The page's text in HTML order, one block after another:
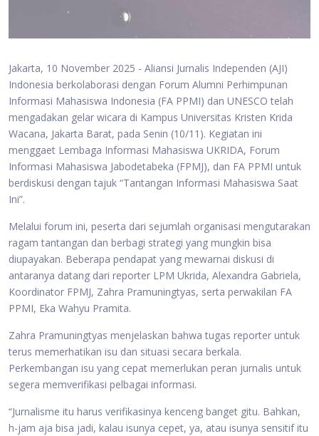
Jakarta, 10 November 2025 - Aliansi Jurnalis Independen (AJI)
Indonesia berkolaborasi dengan Forum Alumni Perhimpunan
Informasi Mahasiswa Indonesia (FA PPMI) dan UNESCO telah
mengadakan gelar wicara di Kampus Universitas Kristen Krida
Wacana, Jakarta Barat, pada Senin (10/11). Kegiatan ini
menggaet Lembaga Informasi Mahasiswa UKRIDA, Forum
Informasi Mahasiswa Jabodetabeka (FPMJ), dan FA PPMI untuk
berdiskusi dengan tajuk “Tantangan Informasi Mahasiswa Saat
Ini”.
Melalui forum ini, peserta dari sejumlah organisasi mengutarakan
ragam tantangan dan berbagi strategi yang mungkin bisa
diupayakan. Beberapa pendapat yang mewarnai diskusi di
antaranya datang dari reporter LPM Ukrida, Alexandra Gabriela,
Koordinator FPMJ, Zahra Pramuningtyas, serta perwakilan FA
PPMI, Eka Wahyu Pramita.
Zahra Pramuningtyas menjelaskan bahwa tugas reporter untuk
terus memerhatikan isu dan situasi secara berkala.
Perkembangan isu yang cepat memerlukan peran jurnalis untuk
segera memverifikasi pelbagai informasi.
“Jurnalisme itu harus verifikasinya kenceng banget gitu. Bahkan,
h-jam aja bisa jadi, kalau isunya cepet, ya, atau isunya sensitif itu